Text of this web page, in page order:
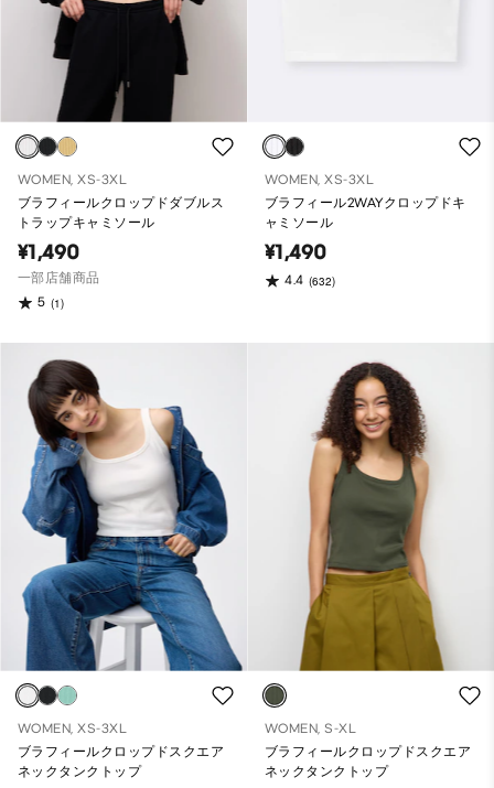
WOMEN, XS-3XL
ブラフィールクロップドダブルス
トラップキャミソール
¥1,490
一部店舗商品
5 (1)
WOMEN, XS-3XL
ブラフィール2WAYクロップドキ
ャミソール
¥1,490
4.4 (632)
WOMEN, XS-3XL
ブラフィールクロップドスクエア
ネックタンクトップ
WOMEN, S-XL
ブラフィールクロップドスクエア
ネックタンクトップ